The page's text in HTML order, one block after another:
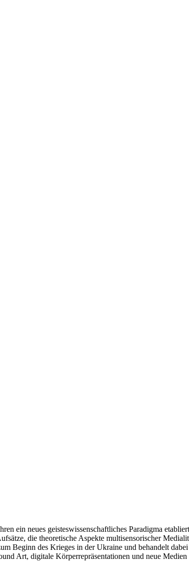
ein neues geisteswissenschaftliches Paradigma
die theoretische Aspekte multisensorischer
Beginn des Krieges in der Ukraine und behandelt
Art, digitale Körperrepräsentationen und neue Medien